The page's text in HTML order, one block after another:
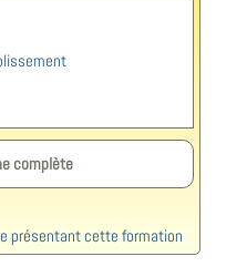
complète
présentant cette formation